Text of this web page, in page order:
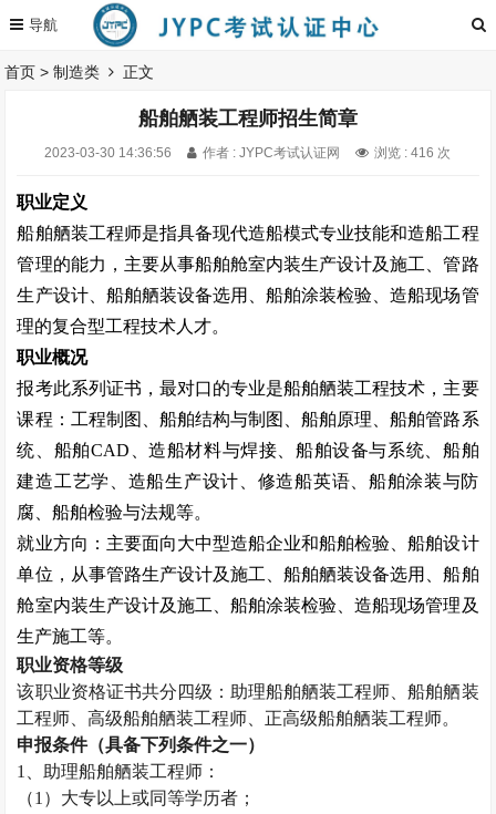
首页 >制造类 正文
船舶舾装工程师招生简章
2023-03-30 14:36:56 作者 : JYPC考试认证网 浏览 : 416 次
职业定义
船舶舾装工程师是指具备现代造船模式专业技能和造船工程
管理的能力，主要从事船舶舱室内装生产设计及施工、管路
生产设计、船舶舾装设备选用、船舶涂装检验、造船现场管
理的复合型工程技术人才。
职业概况
报考此系列证书，最对口的专业是船舶舾装工程技术，主要
课程：工程制图、船舶结构与制图、船舶原理、船舶管路系
统、船舶CAD 、造船材料与焊接、船舶设备与系统、船舶
建造工艺学、造船生产设计、修造船英语、船舶涂装与防
腐、船舶检验与法规等。
就业方向：主要面向大中型造船企业和船舶检验、船舶设计
单位，从事管路生产设计及施工、船舶舾装设备选用、船舶
舱室内装生产设计及施工、船舶涂装检验、造船现场管理及
生产施工等。
职业资格等级
该职业资格证书共分四级：助理船舶舾装工程师、船舶舾装
工程师、高级船舶舾装工程师、正高级船舶舾装工程师。
申报条件（具备下列条件之一）
1
、助理船舶舾装工程师：
（1 ）大专以上或同等学历者；